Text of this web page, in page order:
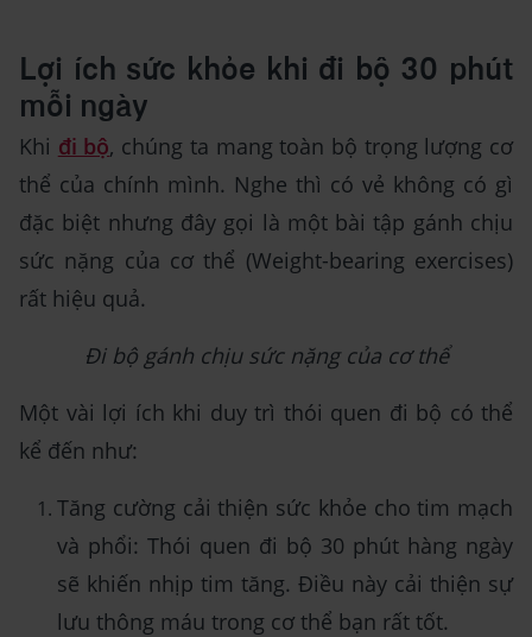
Lợi ích sức khỏe khi đi bộ 30 phút
mỗi ngày
Khi đi bộ, chúng ta mang toàn bộ trọng lượng cơ
thể của chính mình. Nghe thì có vẻ không có gì
đặc biệt nhưng đây gọi là một bài tập gánh chịu
sức nặng của cơ thể (Weight-bearing exercises)
rất hiệu quả.
Đi bộ gánh chịu sức nặng của cơ thể
Một vài lợi ích khi duy trì thói quen đi bộ có thể
kể đến như:
Tăng cường cải thiện sức khỏe cho tim mạch
và phổi: Thói quen đi bộ 30 phút hàng ngày
sẽ khiến nhịp tim tăng. Điều này cải thiện sự
lưu thông máu trong cơ thể bạn rất tốt.